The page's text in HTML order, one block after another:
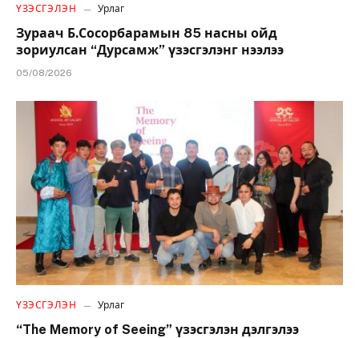
ҮЗЭСГЭЛЭН Урлаг
Зураач Б.Сосорбарамын 85 насны ойд
зориулсан “Дурсамж” үзэсгэлэнг нээлээ
05/08/2026
ҮЗЭСГЭЛЭН Урлаг
“The Memory of Seeing” үзэсгэлэн дэлгэлээ